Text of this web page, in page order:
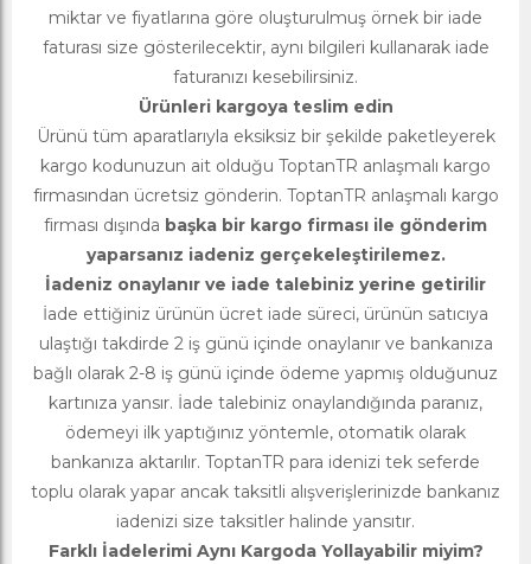
miktar ve fiyatlarına göre oluşturulmuş örnek bir iade
faturası size gösterilecektir, aynı bilgileri kullanarak iade
faturanızı kesebilirsiniz.
Ürünleri kargoya teslim edin
Ürünü tüm aparatlarıyla eksiksiz bir şekilde paketleyerek
kargo kodunuzun ait olduğu ToptanTR anlaşmalı kargo
firmasından ücretsiz gönderin. ToptanTR anlaşmalı kargo
firması dışında başka bir kargo firması ile gönderim
yaparsanız iadeniz gerçekeleştirilemez.
İadeniz onaylanır ve iade talebiniz yerine getirilir
İade ettiğiniz ürünün ücret iade süreci, ürünün satıcıya
ulaştığı takdirde 2 iş günü içinde onaylanır ve bankanıza
bağlı olarak 2-8 iş günü içinde ödeme yapmış olduğunuz
kartınıza yansır. İade talebiniz onaylandığında paranız,
ödemeyi ilk yaptığınız yöntemle, otomatik olarak
bankanıza aktarılır. ToptanTR para idenizi tek seferde
toplu olarak yapar ancak taksitli alışverişlerinizde bankanız
iadenizi size taksitler halinde yansıtır.
Farklı İadelerimi Aynı Kargoda Yollayabilir miyim?